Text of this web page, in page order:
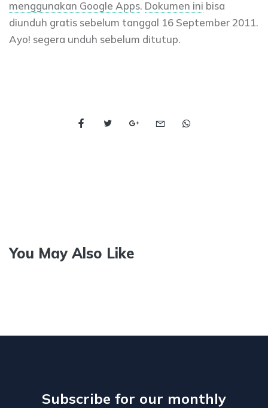
menggunakan Google Apps. Dokumen ini bisa
diunduh gratis sebelum tanggal 16 September 2011.
Ayo! segera unduh sebelum ditutup.
You May Also Like
Subscribe for our monthly